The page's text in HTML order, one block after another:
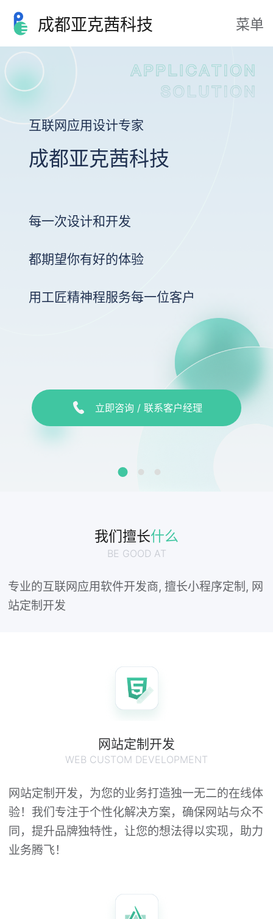
成都亚克茜科技 菜单
互联网应用设计专家
成都亚克茜科技
每一次设计和开发
都期望你有好的体验
用工匠精神程服务每一位客户
立即咨询 / 联系客户经理
我们擅长什么
BE GOOD AT
专业的互联网应用软件开发商, 擅长小程序定制, 网
站定制开发
网站定制开发
WEB CUSTOM DEVELOPMENT
网站定制开发，为您的业务打造独一无二的在线体
验！我们专注于个性化解决方案，确保网站与众不
同，提升品牌独特性，让您的想法得以实现，助力
业务腾飞！